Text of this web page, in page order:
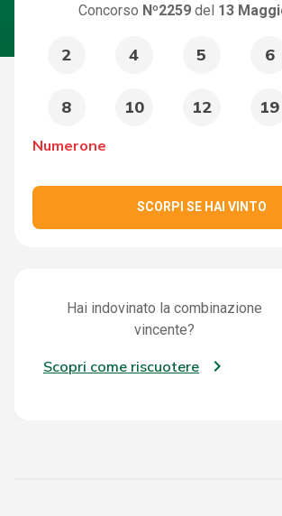
Concorso Nº2259 del 13
2 4 5 6
8 10 12 19
Numerone
SCORPI SE HAI VINTO
Hai indovinato la combinazione
vincente?
Scopri come riscuotere